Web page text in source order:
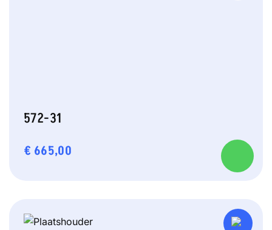
572-31
€ 665,00